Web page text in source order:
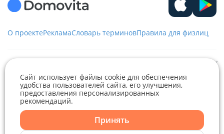
О проектеРекламаСловарь терминовПравила для физлиц
Служба заботы
+375 29 376-13-70
+375 33 376-13-70
editor@domovita.by
Рекламное сотрудничество
+375 29 563-15-61 Кристина Филюта
kb@domovita.by
Контакты
Сайт использует файлы cookie для обеспечения
удобства пользователей сайта, его улучшения,
предоставления персонализированных
рекомендаций.
Принять